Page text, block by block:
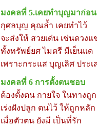
มงคลที่ 5.เคยทำบุญมาก่อน
กุศลบุญ คุณล้ำ เคยทำไว้
จะส่งให้ สวยเด่น เช่นดวงแ
ทั้งทรัพย์ยศ ไมตรี มีเย็นแด
เพราะกระแส บุญเลิศ ประเ
มงคลที่ 6 การตั้งตนชอบ
ต้องตั้งตน กายใจ ในทางถูก
เร่งฝังปลูก ตนไว้ ให้ถูกหลัก
เมื่อตัวตน ยังมี เป็นที่รัก